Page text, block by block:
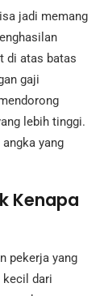
jadi memang
di atas batas
gaji
lebih tinggi.
yang
Kenapa
pekerja yang
kecil dari